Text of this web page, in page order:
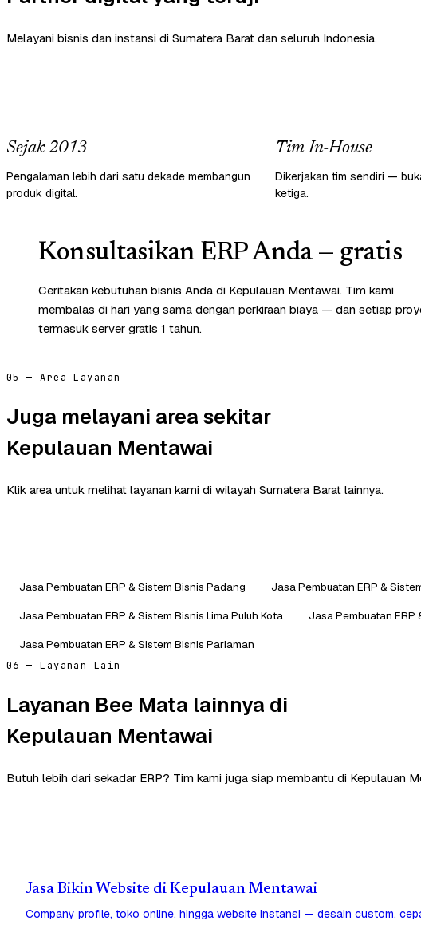
Melayani bisnis dan instansi di Sumatera Barat dan seluruh Indonesia.
Sejak 2013
Pengalaman lebih dari satu dekade membangun
produk digital.
Tim In-House
Dikerjakan tim sendiri —
ketiga.
Konsultasikan ERP Anda — gratis
Ceritakan kebutuhan bisnis Anda di Kepulauan Mentawai. Tim kami
membalas di hari yang sama dengan perkiraan biaya — dan setiap
termasuk server gratis 1 tahun.
05 — Area Layanan
Juga melayani area sekitar
Kepulauan Mentawai
Klik area untuk melihat layanan kami di wilayah Sumatera Barat lainnya.
Jasa Pembuatan ERP & Sistem Bisnis Padang Jasa Pembuatan ERP &
Jasa Pembuatan ERP & Sistem Bisnis Lima Puluh Kota
Jasa Pembuatan ERP
Jasa Pembuatan ERP & Sistem Bisnis Pariaman
06 — Layanan Lain
Layanan Bee Mata lainnya di
Kepulauan Mentawai
Butuh lebih dari sekadar ERP? Tim kami juga siap membantu di Kepulauan
Jasa Bikin Website di Kepulauan Mentawai
Company profile, toko online, hingga website instansi — desain custom,